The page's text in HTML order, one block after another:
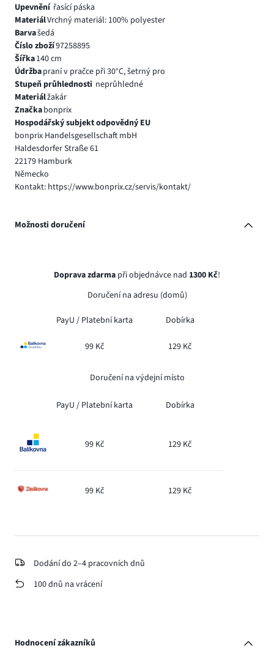
Upevnění řasící páska
MateriálVrchný materiál: 100% polyester
Barvašedá
Číslo zboží97258895
Šířka140 cm
Údržbapraní v pračce při 30°C, šetrný pro
Stupeň průhlednosti neprůhledné
Materiálžakár
Značkabonprix
Hospodářský subjekt odpovědný EU
bonprix Handelsgesellschaft mbH
Haldesdorfer Straße 61
22179 Hamburk
Německo
Kontakt: https://www.bonprix.cz/servis/kontakt/
Možnosti doručení
Doprava zdarma při objednávce nad 1300 Kč!
Doručení na adresu (domů)
PayU / Platební karta Dobírka
99 Kč 129 Kč
Doručení na výdejní místo
PayU / Platební karta Dobírka
99 Kč 129 Kč
99 Kč 129 Kč
Dodání do 2–4 pracovních dnů
100 dnů na vrácení
Hodnocení zákazníků